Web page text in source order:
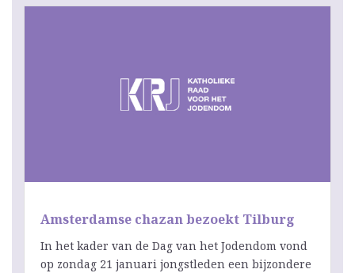
Amsterdamse chazan bezoekt Tilburg
In het kader van de Dag van het Jodendom vond
op zondag 21 januari jongstleden een bijzondere